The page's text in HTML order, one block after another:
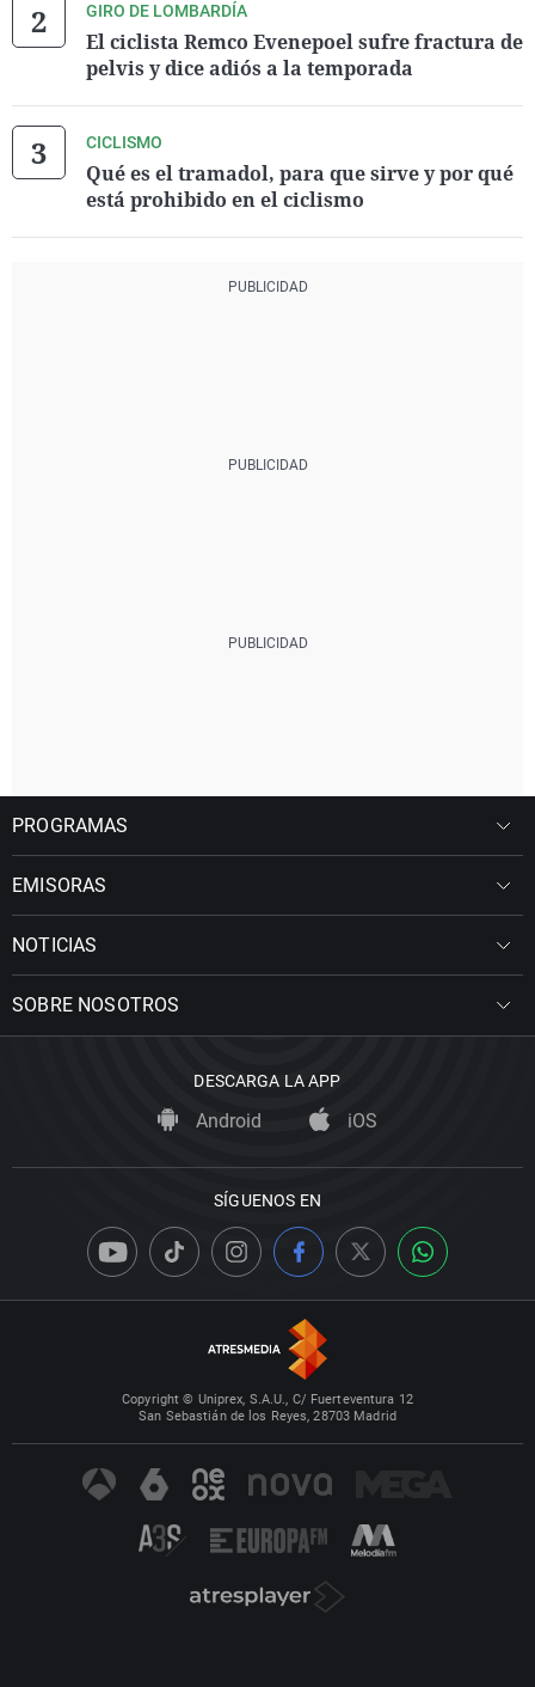
GIRO DE LOMBARDÍA
El ciclista Remco Evenepoel sufre fractura de
pelvis y dice adiós a la temporada
CICLISMO
Qué es el tramadol, para que sirve y por qué
está prohibido en el ciclismo
PROGRAMAS
EMISORAS
NOTICIAS
SOBRE NOSOTROS
DESCARGA LA APP
Android iOS
SÍGUENOS EN
Copyright © Uniprex, S.A.U., C/ Fuerteventura 12
San Sebastián de los Reyes, 28703 Madrid